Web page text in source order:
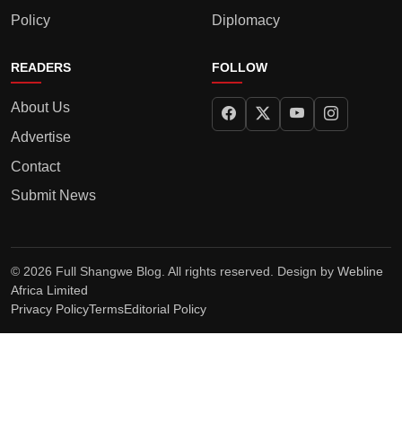
Policy
Diplomacy
READERS
About Us
Advertise
Contact
Submit News
FOLLOW
© 2026 Full Shangwe Blog. All rights reserved. Design by Webline
Africa Limited
Privacy PolicyTermsEditorial Policy